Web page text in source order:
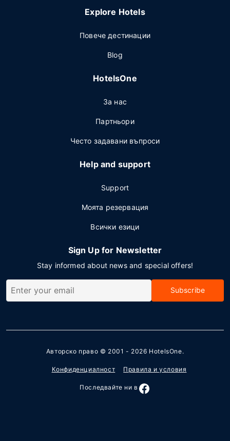
Explore Hotels
Повече дестинации
Blog
HotelsOne
За нас
Партньори
Често задавани въпроси
Help and support
Support
Моята резервация
Всички езици
Sign Up for Newsletter
Stay informed about news and special offers!
Subscribe
Авторско право © 2001 - 2026 HotelsOne.
Конфиденциалност Правила и условия
Последвайте ни в